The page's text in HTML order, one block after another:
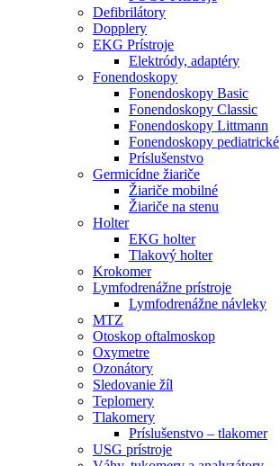
Defibrilátory
Dopplery
EKG Prístroje
Elektródy, adaptéry
Fonendoskopy
Fonendoskopy Basic
Fonendoskopy Classic
Fonendoskopy Littmann
Fonendoskopy pediatrické
Príslušenstvo
Germicídne žiariče
Žiariče mobilné
Žiariče na stenu
Holter
EKG holter
Tlakový holter
Krokomer
Lymfodrenážne prístroje
Lymfodrenážne návleky
MTZ
Otoskop oftalmoskop
Oxymetre
Ozonátory
Sledovanie žíl
Teplomery
Tlakomery
Príslušenstvo – tlakomer
USG prístroje